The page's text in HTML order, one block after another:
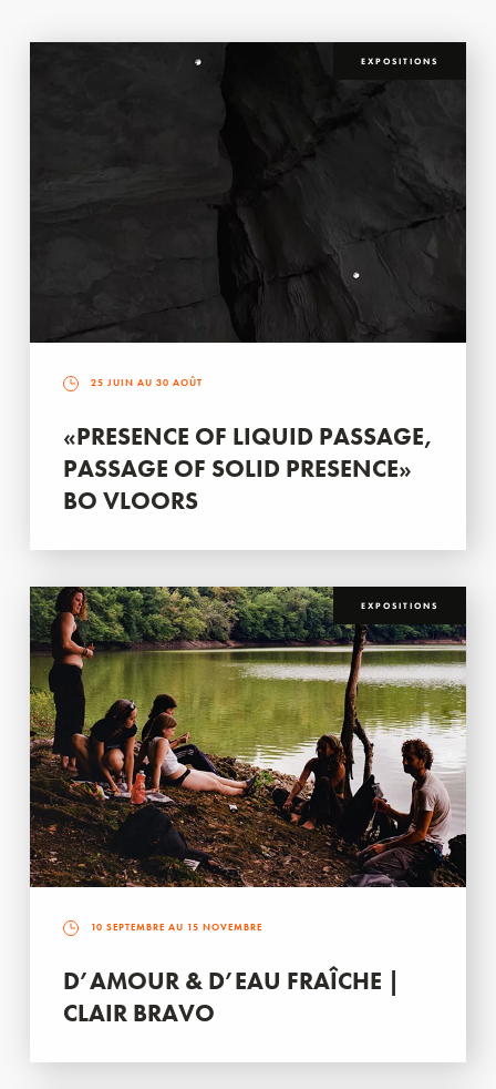
EXPOSITIONS
25 JUIN AU 30 AOÛT
«PRESENCE OF LIQUID PASSAGE,
PASSAGE OF SOLID PRESENCE»
BO VLOORS
EXPOSITIONS
10 SEPTEMBRE AU 15 NOVEMBRE
D’AMOUR & D’EAU FRAÎCHE |
CLAIR BRAVO